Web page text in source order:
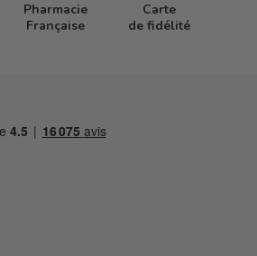
Pharmacie
Française
Carte
de fidélité